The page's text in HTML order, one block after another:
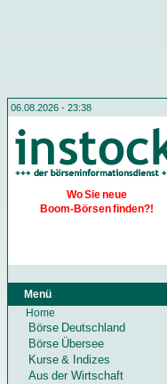
06.08.2026 - 23:38
Wo Sie neue
Boom-Börsen finden?!
Menü
Home
Börse Deutschland
Börse Übersee
Kurse & Indizes
Aus der Wirtschaft